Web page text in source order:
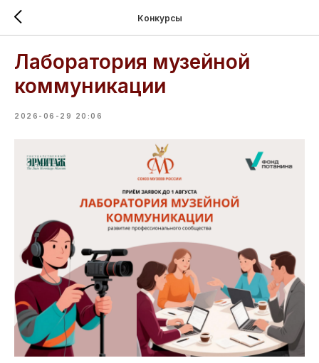
Конкурсы
Лаборатория музейной
коммуникации
2026-06-29 20:06